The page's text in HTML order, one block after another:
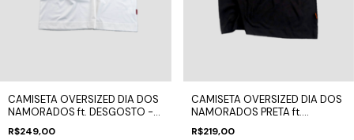
CAMISETA OVERSIZED DIA DOS
NAMORADOS ft. DESGOSTO -
CHAMEGO
R$249,00
CAMISETA OVERSIZED DIA DOS
NAMORADOS PRETA ft.
DESGOSTO
R$219,00